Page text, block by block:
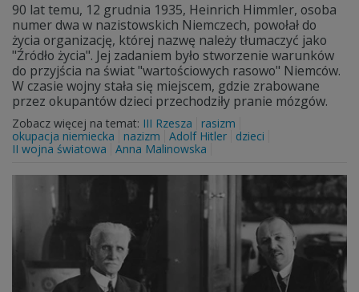
90 lat temu, 12 grudnia 1935, Heinrich Himmler, osoba
numer dwa w nazistowskich Niemczech, powołał do
życia organizację, której nazwę należy tłumaczyć jako
"Źródło życia". Jej zadaniem było stworzenie warunków
do przyjścia na świat "wartościowych rasowo" Niemców.
W czasie wojny stała się miejscem, gdzie zrabowane
przez okupantów dzieci przechodziły pranie mózgów.
Zobacz więcej na temat: III Rzesza
rasizm
okupacja niemiecka
nazizm Adolf Hitler
dzieci
II wojna światowa
Anna Malinowska